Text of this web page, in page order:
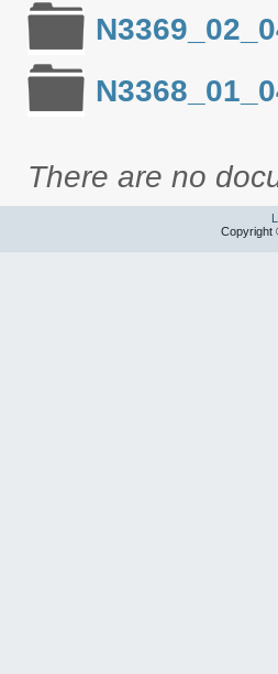
There are no
Copyright